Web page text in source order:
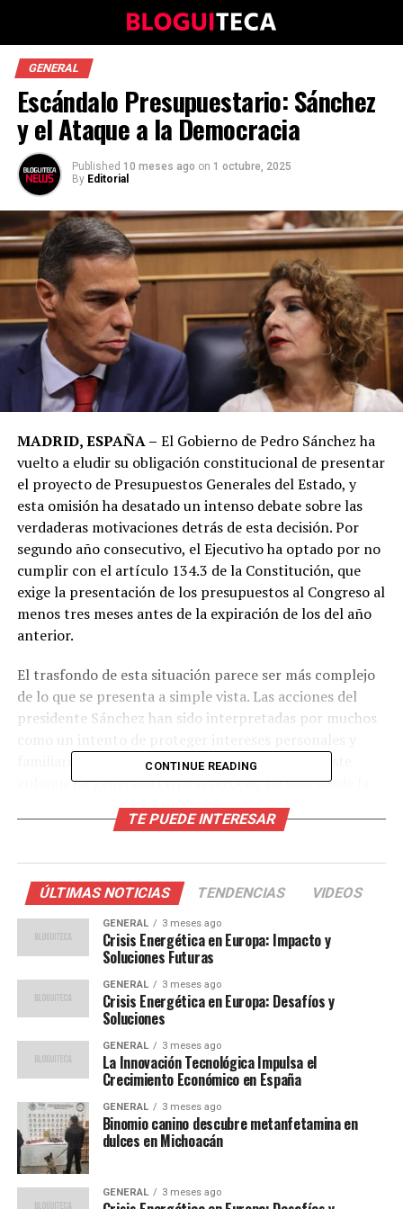
GENERAL
Escándalo Presupuestario: Sánchez
y el Ataque a la Democracia
Published 10 meses ago on 1 octubre, 2025
By Editorial
MADRID, ESPAÑA – El Gobierno de Pedro Sánchez ha
vuelto a eludir su obligación constitucional de presentar
el proyecto de Presupuestos Generales del Estado, y
esta omisión ha desatado un intenso debate sobre las
verdaderas motivaciones detrás de esta decisión. Por
segundo año consecutivo, el Ejecutivo ha optado por no
cumplir con el artículo 134.3 de la Constitución, que
exige la presentación de los presupuestos al Congreso al
menos tres meses antes de la expiración de los del año
anterior.
El trasfondo de esta situación parece ser más complejo
de lo que se presenta a simple vista. Las acciones del
presidente Sánchez han sido interpretadas por muchos
familiares, en lugar de priorizar el bien común. Este
enfoque ha generado críticas feroces, no solo desde la
oposición política, sino también desde diversos sectores
de la sociedad civil.
Un Contexto de Controversias
Judiciales
El entorno judicial que rodea a Sánchez es
particularmente tenso. La Fiscalía ha solicitado el
archivo de las causas contra su esposa y su hermano,
mientras que la Abogacía del Estado ha presentado una
Justicia ha sido acusado de presionar al Poder Judicial, y
el Tribunal Constitucional, bajo la dirección de Cándido
Conde-Pumpido, ha modificado doctrinas del Supremo
en casos de corrupción relacionados con el partido
socialista.
Estas maniobras han sido vistas como intentos de
Sánchez por mantener el control y evitar una votación
CONTINUE READING
TE PUEDE INTERESAR
ÚLTIMAS NOTICIAS TENDENCIAS VIDEOS
GENERAL 3 meses ago
Crisis Energética en Europa: Impacto y
Soluciones Futuras
GENERAL 3 meses ago
Crisis Energética en Europa: Desafíos y
Soluciones
GENERAL 3 meses ago
La Innovación Tecnológica Impulsa el
Crecimiento Económico en España
GENERAL 3 meses ago
Binomio canino descubre metanfetamina en
dulces en Michoacán
GENERAL 3 meses ago